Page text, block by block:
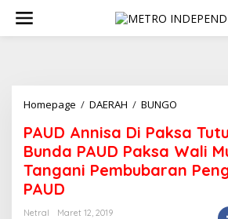
w
Homepage / DAERAH / BUNGO
U
D
A
n
PAUD Annisa Di Paksa
Bunda PAUD Paksa Wali
Tangani Pembubaran
PAUD
Netral
Maret 12, 2019